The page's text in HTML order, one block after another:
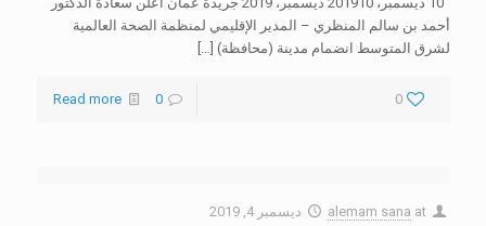
أحمد بن سالم المنظري – المدير الإقليمي لمنظمة الصحة العالمية
لشرق المتوسط انضمام مدينة (محافظة) […]
0
0
Read more
alemam sana at ديسمبر 4, 2019